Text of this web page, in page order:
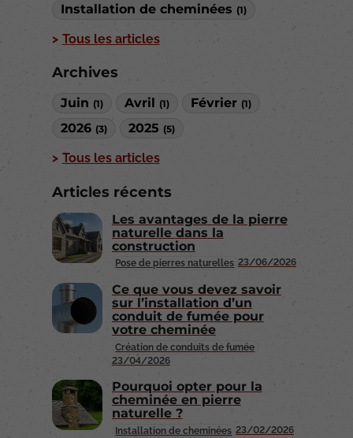
Installation de cheminées (1)
Tous les articles
Archives
Juin (1) Avril (1) Février (1)
2026 (3) 2025 (5)
Tous les articles
Articles récents
Pose de pierres naturelles 23/06/2026
Les avantages de la pierre
naturelle dans la
construction
Création de conduits de fumée
23/04/2026
Ce que vous devez savoir
sur l’installation d’un
conduit de fumée pour
votre cheminée
Installation de cheminées 23/02/2026
Pourquoi opter pour la
cheminée en pierre
naturelle ?